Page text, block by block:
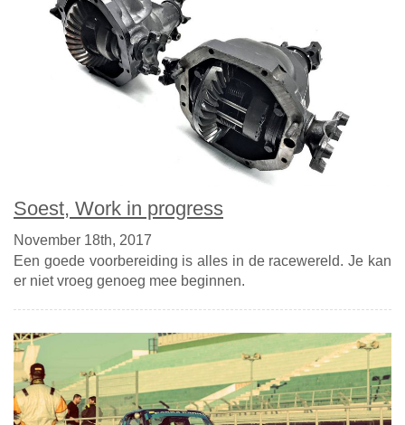
Soest, Work in progress
November 18th, 2017
Een goede voorbereiding is alles in de racewereld. Je kan
er niet vroeg genoeg mee beginnen.